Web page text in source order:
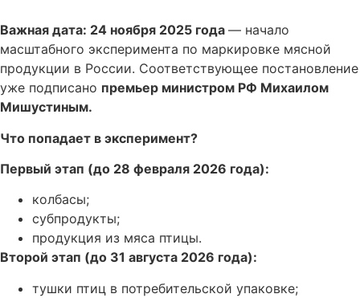
Важная дата: 24 ноября 2025 года — начало
масштабного эксперимента по маркировке мясной
продукции в России. Соответствующее постановление
уже подписано премьер министром РФ Михаилом
Мишустиным.
Что попадает в эксперимент?
Первый этап (до 28 февраля 2026 года):
колбасы;
субпродукты;
продукция из мяса птицы.
Второй этап (до 31 августа 2026 года):
тушки птиц в потребительской упаковке;